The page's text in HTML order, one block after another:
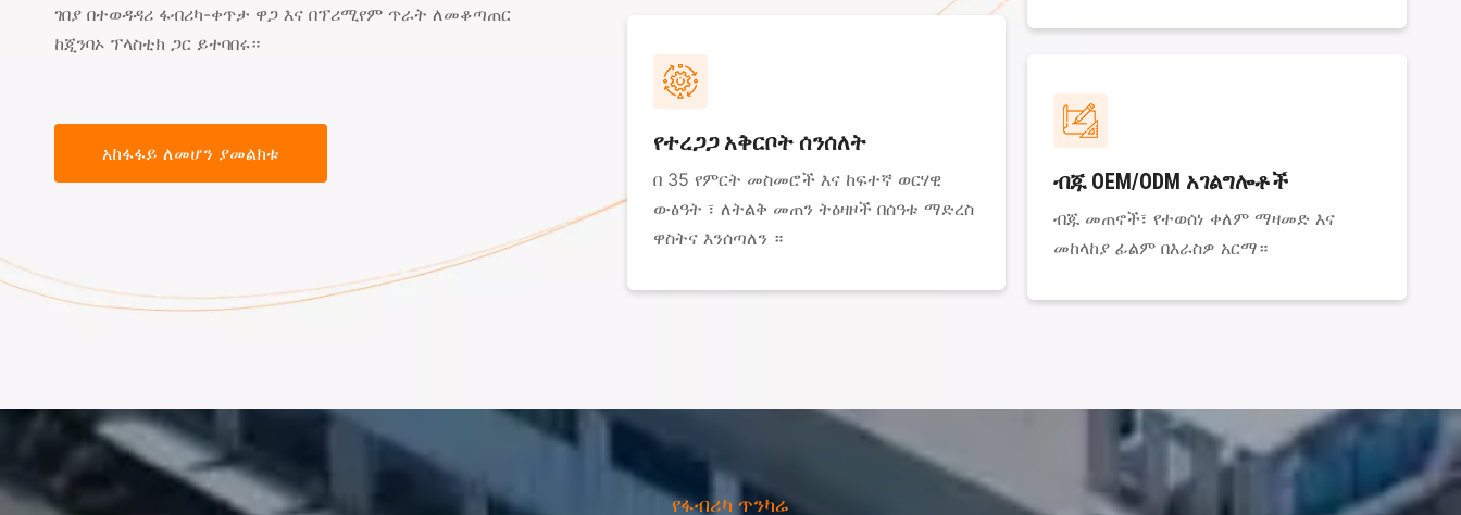
ገበያ በተወዳዳሪ ፋብሪካ-ቀጥታ ዋጋ እና በፕሪሚየም ጥራት ለመቆጣጠር
ከጂንባኦ ፕላስቲክ ጋር ይተባበሩ።
አከፋፋይ ለመሆን ያመልክቱ የተረጋጋ አቅርቦት ሰንሰለት
በ 35 የምርት መስመሮች እና ከፍተኛ ወርሃዊ
ውፅዓት ፣ ለትልቅ መጠን ትዕዛዞች በሰዓቱ ማድረስ
ዋስትና እንሰጣለን ።
ብጁ OEM/ODM አገልግሎቶች
ብጁ መጠኖች፣ የተወሰነ ቀለም ማዛመድ እና
መከላከያ ፊልም በእራስዎ አርማ።
የፋብሪካ ጥንካሬ